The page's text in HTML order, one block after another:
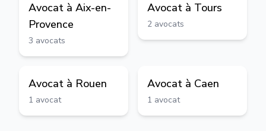
Avocat à Aix-en-
Provence
3 avocats
Avocat à Tours
2 avocats
Avocat à Rouen
1 avocat
Avocat à Caen
1 avocat